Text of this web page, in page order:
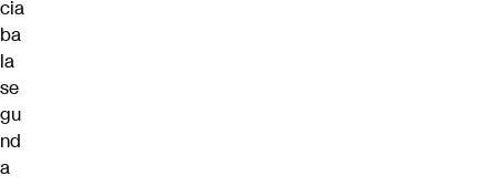
cia
ba
la
se
gu
nd
a